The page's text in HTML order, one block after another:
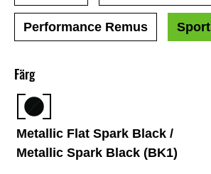
Färg
Metallic Flat Spark Black /
Metallic Spark Black (BK1)
Performance Remus Sport